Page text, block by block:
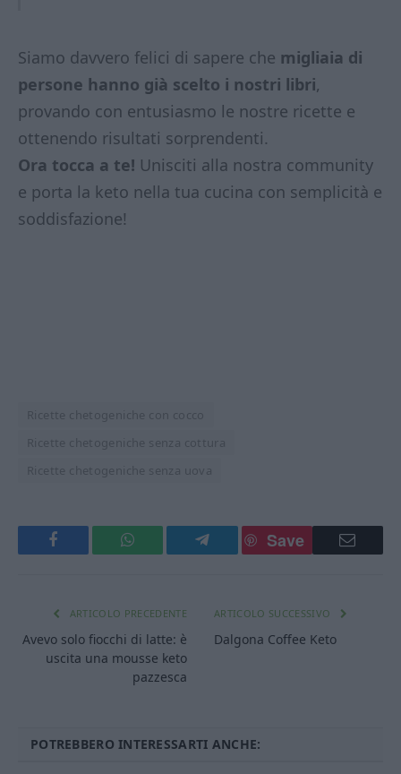
Siamo davvero felici di sapere che migliaia di
persone hanno già scelto i nostri libri,
provando con entusiasmo le nostre ricette e
ottenendo risultati sorprendenti.
Ora tocca a te! Unisciti alla nostra community
e porta la keto nella tua cucina con semplicità e
soddisfazione!
Ricette chetogeniche con cocco
Ricette chetogeniche senza cottura
Ricette chetogeniche senza uova
Facebook WhatsApp Telegram
Save
Email
ARTICOLO PRECEDENTE
Avevo solo fiocchi di latte: è
uscita una mousse keto
pazzesca
ARTICOLO SUCCESSIVO
Dalgona Coffee Keto
POTREBBERO INTERESSARTI ANCHE: